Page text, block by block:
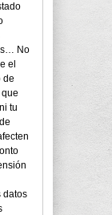
No
el
de
tu
datos